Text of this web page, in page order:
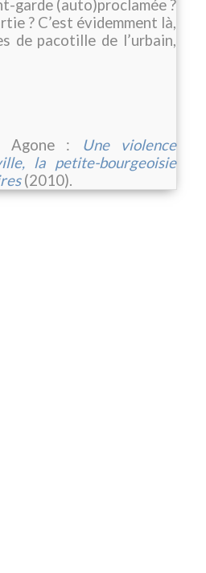
garde (auto)proclamée ?
? C’est évidemment là,
de pacotille de l’urbain,
Agone :
Une violence
la petite-bourgeoisie
(2010).